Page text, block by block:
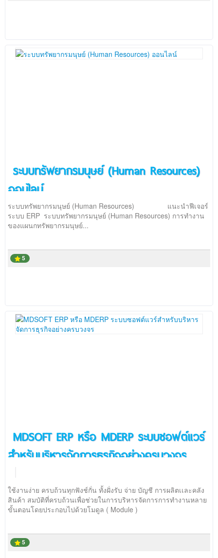
ระบบทรัพยากรมนุษย์ (Human Resources)
ออนไลน์
ระบบทรัพยากรมนุษย์ (Human Resources) แนะนำฟีเจอร์
ระบบ ERP ระบบทรัพยากรมนุษย์ (Human Resources) การทำงาน
ของแผนกทรัพยากรมนุษย์...
5
MDSOFT ERP หรือ MDERP ระบบซอฟต์แวร์
สำหรับบริหารจัดการธุรกิจอย่างครบวงจร
ใช้งานง่าย ครบถ้วนทุกฟังช์กั่น ทั้งฝั่งรับ จ่าย บัญชี การผลิตเเละคลัง
สินค้า สมบัติที่ครบถ้วนเพื่อช่วยในการบริหารจัดการการทำงานหลาย
ขั้นตอนโดยประกอบไปด้วยโมดูล ( Module )
5